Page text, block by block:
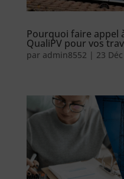
Pourquoi faire appel
QualiPV pour vos
par admin8552 | 23